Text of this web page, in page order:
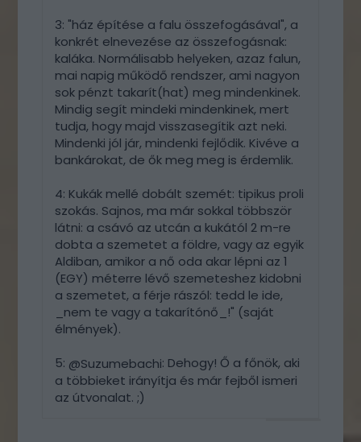
3: "ház építése a falu összefogásával", a
konkrét elnevezése az összefogásnak:
kaláka. Normálisabb helyeken, azaz falun,
mai napig működő rendszer, ami nagyon
sok pénzt takarít(hat) meg mindenkinek.
Mindig segít mindeki mindenkinek, mert
tudja, hogy majd visszasegítik azt neki.
Mindenki jól jár, mindenki fejlődik. Kivéve a
bankárokat, de ők meg meg is érdemlik.
4: Kukák mellé dobált szemét: tipikus proli
szokás. Sajnos, ma már sokkal többször
látni: a csávó az utcán a kukától 2 m-re
dobta a szemetet a földre, vagy az egyik
Aldiban, amikor a nő oda akar lépni az 1
(EGY) méterre lévő szemeteshez kidobni
a szemetet, a férje rászól: tedd le ide,
_nem te vagy a takarítónő_!" (saját
élmények).
5: @Suzumebachi: Dehogy! Ő a főnök, aki
a többieket irányítja és már fejből ismeri
az útvonalat. ;)